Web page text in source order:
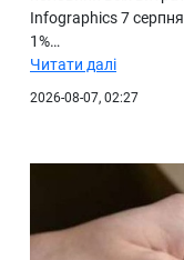
Infographics 7
1%…
Читати далі
2026-08-07, 02:27